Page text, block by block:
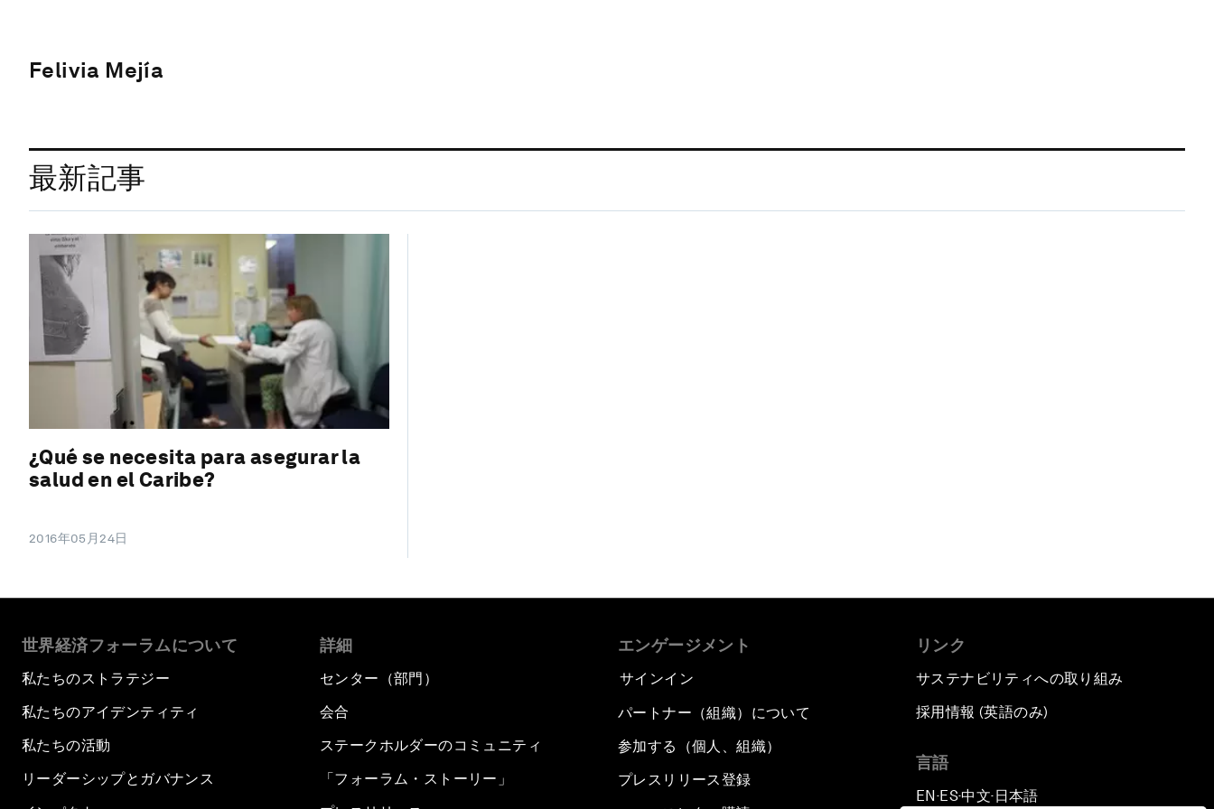
Felivia Mejía
最新記事
¿Qué se necesita para asegurar la
salud en el Caribe?
2016年05月24日
世界経済フォーラムについて
私たちのストラテジー
私たちのアイデンティティ
私たちの活動
リーダーシップとガバナンス
詳細
センター（部門）
会合
ステークホルダーのコミュニティ
「フォーラム・ストーリー」
エンゲージメント
サインイン
パートナー（組織）について
参加する（個人、組織）
プレスリリース登録
リンク
サステナビリティへの取り組み
採用情報 (英語のみ)
言語
EN ▪ES▪中文▪ 日本語